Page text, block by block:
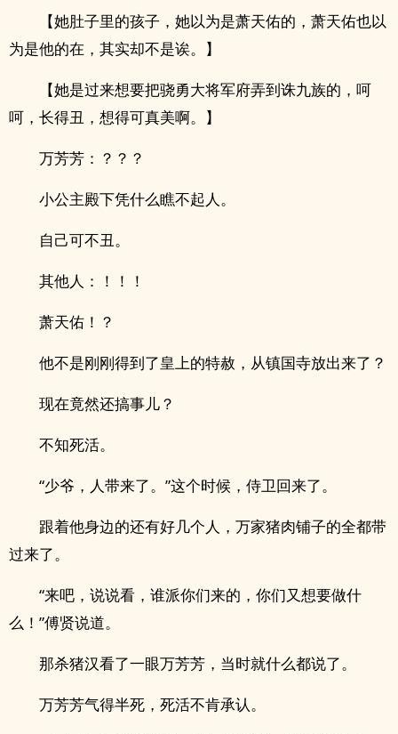
【她肚子里的孩子，她以为是萧天佑的，萧天佑也以
为是他的在，其实却不是诶。】
【她是过来想要把骁勇大将军府弄到诛九族的，呵
呵，长得丑，想得可真美啊。】
万芳芳：？？？
小公主殿下凭什么瞧不起人。
自己可不丑。
其他人：！！！
萧天佑！？
他不是刚刚得到了皇上的特赦，从镇国寺放出来了？
现在竟然还搞事儿？
不知死活。
“少爷，人带来了。”这个时候，侍卫回来了。
跟着他身边的还有好几个人，万家猪肉铺子的全都带
过来了。
“来吧，说说看，谁派你们来的，你们又想要做什
么！”傅贤说道。
那杀猪汉看了一眼万芳芳，当时就什么都说了。
万芳芳气得半死，死活不肯承认。